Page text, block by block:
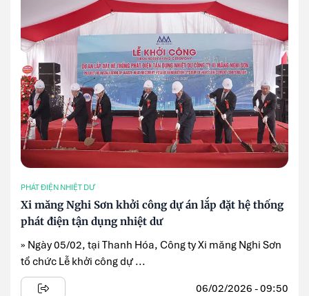
PHÁT ĐIỆN NHIỆT DƯ
Xi măng Nghi Sơn khởi công dự án lắp đặt hệ thống
phát điện tận dụng nhiệt dư
» Ngày 05/02, tại Thanh Hóa, Công ty Xi măng Nghi Sơn
tổ chức Lễ khởi công dự ...
06/02/2026 - 09:50